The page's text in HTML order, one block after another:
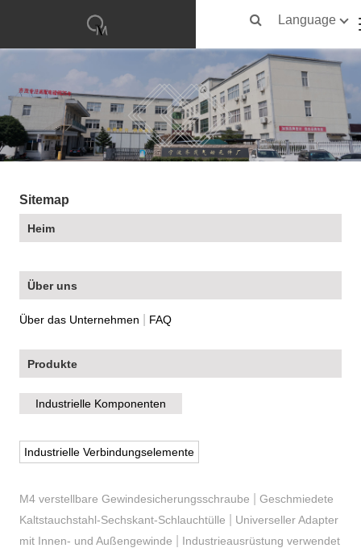
Language
Sitemap
Heim
Über uns
Über das Unternehmen FAQ
Produkte
Industrielle Komponenten
Industrielle Verbindungselemente
M4 verstellbare Gewindesicherungsschraube
Geschmiedete
Kaltstauchstahl-Sechskant-Schlauchtülle
Universeller Adapter
mit Innen- und Außengewinde
Industrieausrüstung verwendet